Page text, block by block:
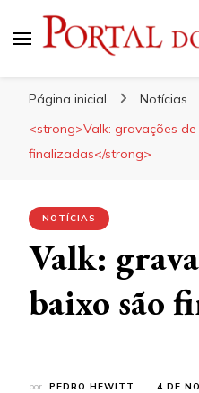
Página inicial
Notícias
<strong>Valk: gravações
finalizadas</strong>
NOTÍCIAS
Valk:
baixo são
por PEDRO HEWITT 4 DE